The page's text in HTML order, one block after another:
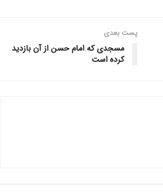
پست‌ بعدی
مسجدی که امام حسن از آن بازدید
کرده است